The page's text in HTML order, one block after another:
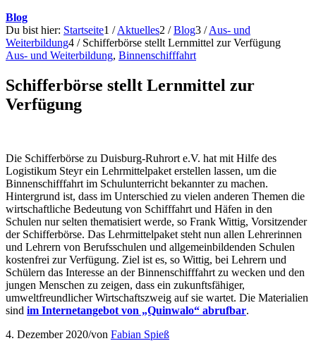
Blog
Du bist hier: Startseite1 / Aktuelles2 / Blog3 / Aus- und
Weiterbildung4 / Schifferbörse stellt Lernmittel zur Verfügung
Aus- und Weiterbildung, Binnenschifffahrt
Schifferbörse stellt Lernmittel zur
Verfügung
Die Schifferbörse zu Duisburg-Ruhrort e.V. hat mit Hilfe des
Logistikum Steyr ein Lehrmittelpaket erstellen lassen, um die
Binnenschifffahrt im Schulunterricht bekannter zu machen.
Hintergrund ist, dass im Unterschied zu vielen anderen Themen die
wirtschaftliche Bedeutung von Schifffahrt und Häfen in den
Schulen nur selten thematisiert werde, so Frank Wittig, Vorsitzender
der Schifferbörse. Das Lehrmittelpaket steht nun allen Lehrerinnen
und Lehrern von Berufsschulen und allgemeinbildenden Schulen
kostenfrei zur Verfügung. Ziel ist es, so Wittig, bei Lehrern und
Schülern das Interesse an der Binnenschifffahrt zu wecken und den
jungen Menschen zu zeigen, dass ein zukunftsfähiger,
umweltfreundlicher Wirtschaftszweig auf sie wartet. Die Materialien
sind im Internetangebot von „Quinwalo“ abrufbar.
4. Dezember 2020/von Fabian Spieß